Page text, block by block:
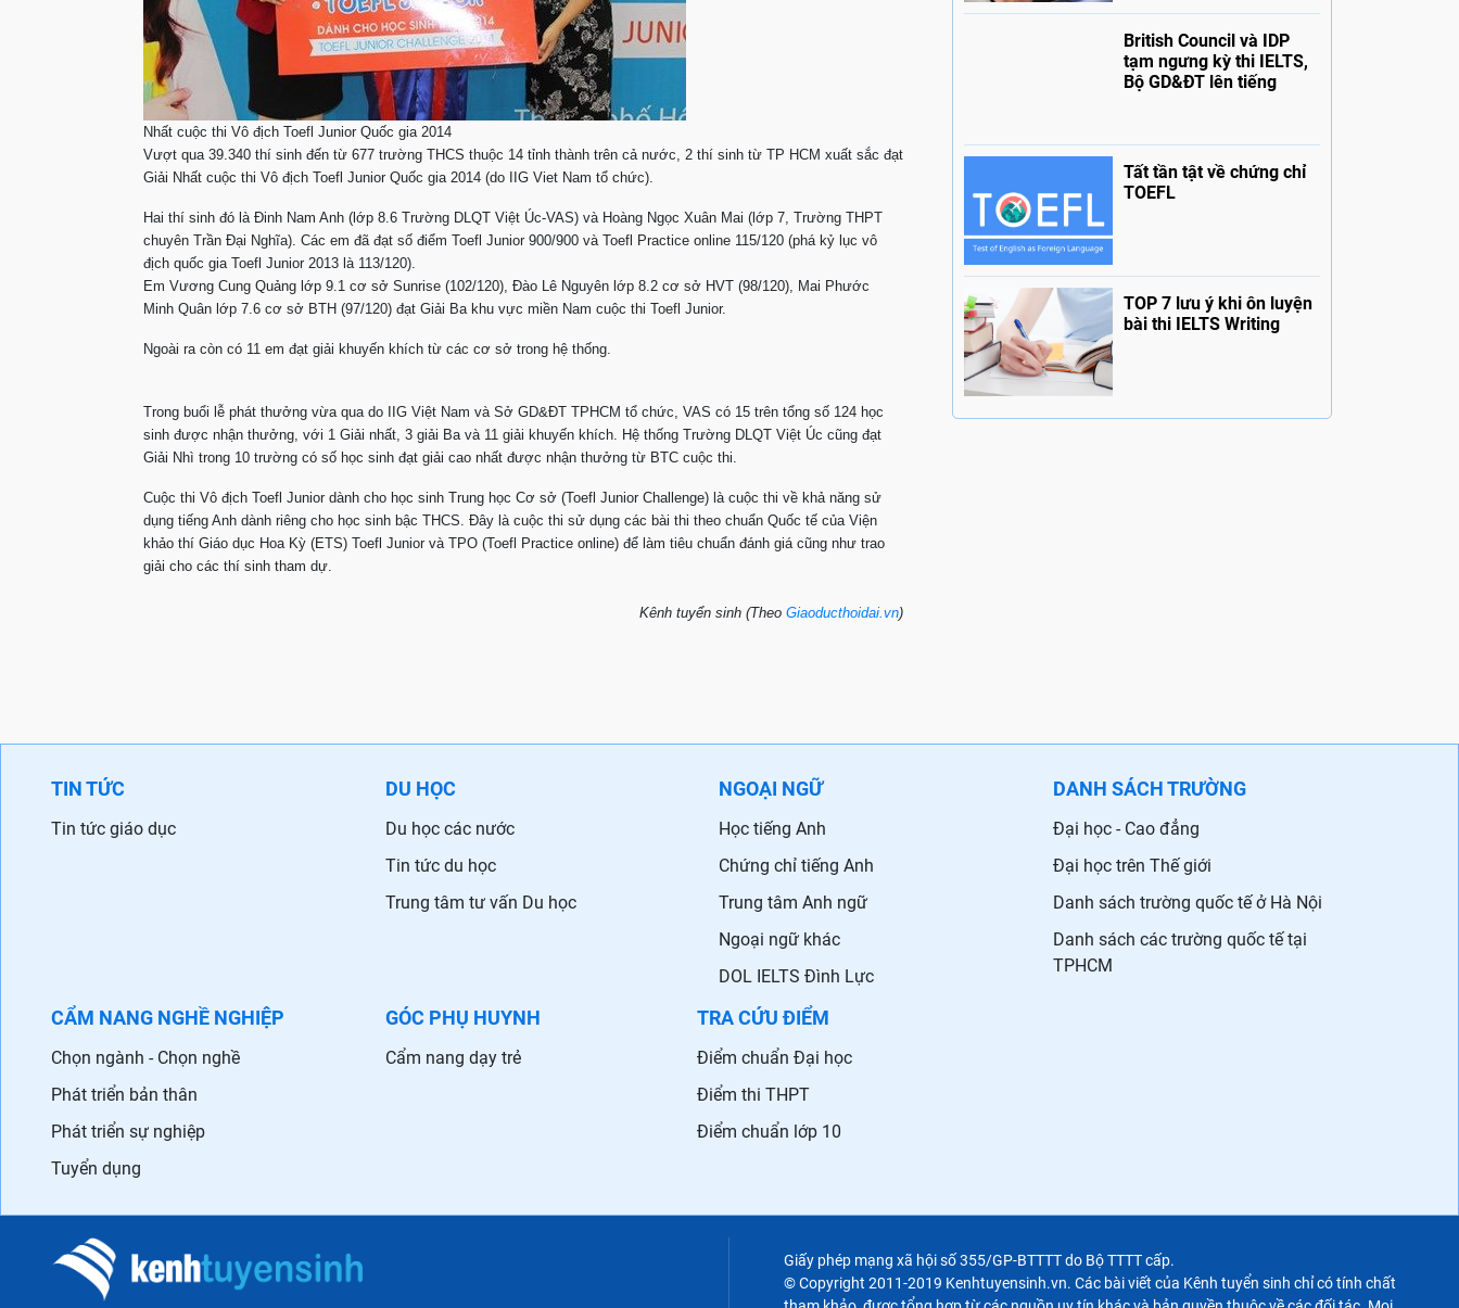
Nhất cuộc thi Vô địch Toefl Junior Quốc gia 2014
Vượt qua 39.340 thí sinh đến từ 677 trường THCS thuộc 14 tỉnh thành trên cả nước, 2 thí sinh từ TP HCM xuất sắc đạt
Giải Nhất cuộc thi Vô địch Toefl Junior Quốc gia 2014 (do IIG Viet Nam tổ chức).
Hai thí sinh đó là Đinh Nam Anh (lớp 8.6 Trường DLQT Việt Úc-VAS) và Hoàng Ngọc Xuân Mai (lớp 7, Trường THPT
chuyên Trần Đại Nghĩa). Các em đã đạt số điểm Toefl Junior 900/900 và Toefl Practice online 115/120 (phá kỷ lục vô
địch quốc gia Toefl Junior 2013 là 113/120).
Em Vương Cung Quảng lớp 9.1 cơ sở Sunrise (102/120), Đào Lê Nguyên lớp 8.2 cơ sở HVT (98/120), Mai Phước
Minh Quân lớp 7.6 cơ sở BTH (97/120) đạt Giải Ba khu vực miền Nam cuộc thi Toefl Junior.
Ngoài ra còn có 11 em đạt giải khuyến khích từ các cơ sở trong hệ thống.
Trong buổi lễ phát thưởng vừa qua do IIG Việt Nam và Sở GD&ĐT TPHCM tổ chức, VAS có 15 trên tổng số 124 học
sinh được nhận thưởng, với 1 Giải nhất, 3 giải Ba và 11 giải khuyến khích. Hệ thống Trường DLQT Việt Úc cũng đạt
Giải Nhì trong 10 trường có số học sinh đạt giải cao nhất được nhận thưởng từ BTC cuộc thi.
Cuộc thi Vô địch Toefl Junior dành cho học sinh Trung học Cơ sở (Toefl Junior Challenge) là cuộc thi về khả năng sử
dụng tiếng Anh dành riêng cho học sinh bậc THCS. Đây là cuộc thi sử dụng các bài thi theo chuẩn Quốc tế của Viện
khảo thí Giáo dục Hoa Kỳ (ETS) Toefl Junior và TPO (Toefl Practice online) để làm tiêu chuẩn đánh giá cũng như trao
giải cho các thí sinh tham dự.
Kênh tuyển sinh (Theo Giaoducthoidai.vn)
British Council và IDP
tạm ngưng kỳ thi IELTS,
Bộ GD&ĐT lên tiếng
Tất tần tật về chứng chỉ
TOEFL
TOP 7 lưu ý khi ôn luyện
bài thi IELTS Writing
TIN TỨC
Tin tức giáo dục
DU HỌC
Du học các nước
Tin tức du học
Trung tâm tư vấn Du học
NGOẠI NGỮ
Học tiếng Anh
Chứng chỉ tiếng Anh
Trung tâm Anh ngữ
Ngoại ngữ khác
DOL IELTS Đình Lực
DANH SÁCH TRƯỜNG
Đại học - Cao đẳng
Đại học trên Thế giới
Danh sách trường quốc tế ở Hà Nội
Danh sách các trường quốc tế tại
TPHCM
CẨM NANG NGHỀ NGHIỆP
Chọn ngành - Chọn nghề
Phát triển bản thân
Phát triển sự nghiệp
Tuyển dụng
GÓC PHỤ HUYNH
Cẩm nang dạy trẻ
TRA CỨU ĐIỂM
Điểm chuẩn Đại học
Điểm thi THPT
Điểm chuẩn lớp 10
Giấy phép mạng xã hội số 355/GP-BTTTT do Bộ TTTT cấp.
© Copyright 2011-2019 Kenhtuyensinh.vn. Các bài viết của Kênh tuyển sinh chỉ có tính chất